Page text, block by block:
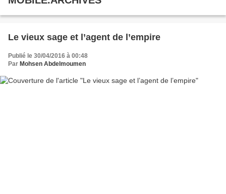
Le vieux sage et l’agent de l’empire
Publié le 30/04/2016 à 00:48
Par Mohsen Abdelmoumen